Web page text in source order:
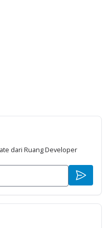
dari Ruang Developer